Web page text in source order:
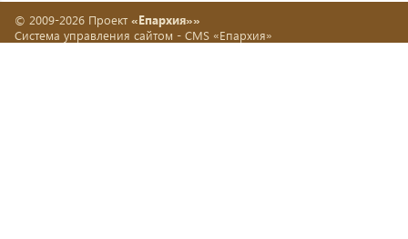
© 2009-2026 Проект «Епархия»»
Система управления сайтом - CMS «Епархия»